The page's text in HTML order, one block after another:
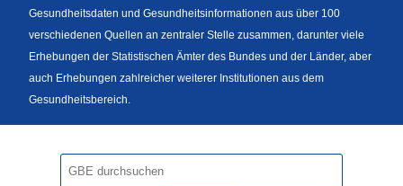
Gesundheitsdaten und Gesundheitsinformationen aus über 100
verschiedenen Quellen an zentraler Stelle zusammen, darunter viele
Erhebungen der Statistischen Ämter des Bundes und der Länder, aber
auch Erhebungen zahlreicher weiterer Institutionen aus dem
Gesundheitsbereich.